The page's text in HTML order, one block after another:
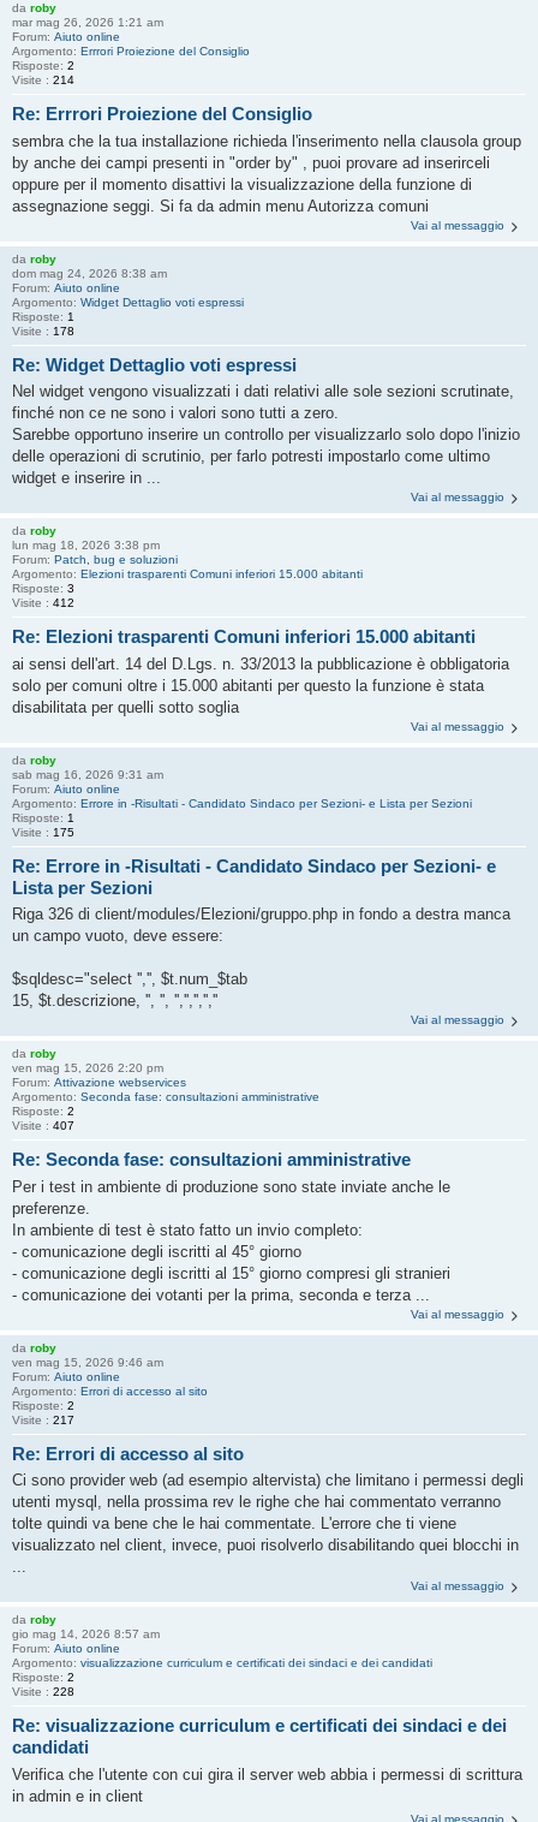
da roby
mar mag 26, 2026 1:21 am
Forum: Aiuto online
Argomento: Errrori Proiezione del Consiglio
Risposte: 2
Visite : 214
Re: Errrori Proiezione del Consiglio
sembra che la tua installazione richieda l'inserimento nella clausola group
by anche dei campi presenti in "order by" , puoi provare ad inserirceli
oppure per il momento disattivi la visualizzazione della funzione di
assegnazione seggi. Si fa da admin menu Autorizza comuni
Vai al messaggio
da roby
dom mag 24, 2026 8:38 am
Forum: Aiuto online
Argomento: Widget Dettaglio voti espressi
Risposte: 1
Visite : 178
Re: Widget Dettaglio voti espressi
Nel widget vengono visualizzati i dati relativi alle sole sezioni scrutinate,
finché non ce ne sono i valori sono tutti a zero.
Sarebbe opportuno inserire un controllo per visualizzarlo solo dopo l'inizio
delle operazioni di scrutinio, per farlo potresti impostarlo come ultimo
widget e inserire in ...
Vai al messaggio
da roby
lun mag 18, 2026 3:38 pm
Forum: Patch, bug e soluzioni
Argomento: Elezioni trasparenti Comuni inferiori 15.000 abitanti
Risposte: 3
Visite : 412
Re: Elezioni trasparenti Comuni inferiori 15.000 abitanti
ai sensi dell'art. 14 del D.Lgs. n. 33/2013 la pubblicazione è obbligatoria
solo per comuni oltre i 15.000 abitanti per questo la funzione è stata
disabilitata per quelli sotto soglia
Vai al messaggio
da roby
sab mag 16, 2026 9:31 am
Forum: Aiuto online
Argomento: Errore in -Risultati - Candidato Sindaco per Sezioni- e Lista per Sezioni
Risposte: 1
Visite : 175
Re: Errore in -Risultati - Candidato Sindaco per Sezioni- e
Lista per Sezioni
Riga 326 di client/modules/Elezioni/gruppo.php in fondo a destra manca
un campo vuoto, deve essere:
$sqldesc="select '','', $t.num_$tab
15, $t.descrizione, '', '', '','','','',''
Vai al messaggio
da roby
ven mag 15, 2026 2:20 pm
Forum: Attivazione webservices
Argomento: Seconda fase: consultazioni amministrative
Risposte: 2
Visite : 407
Re: Seconda fase: consultazioni amministrative
Per i test in ambiente di produzione sono state inviate anche le
preferenze.
In ambiente di test è stato fatto un invio completo:
- comunicazione degli iscritti al 45° giorno
- comunicazione degli iscritti al 15° giorno compresi gli stranieri
- comunicazione dei votanti per la prima, seconda e terza ...
Vai al messaggio
da roby
ven mag 15, 2026 9:46 am
Forum: Aiuto online
Argomento: Errori di accesso al sito
Risposte: 2
Visite : 217
Re: Errori di accesso al sito
Ci sono provider web (ad esempio altervista) che limitano i permessi degli
utenti mysql, nella prossima rev le righe che hai commentato verranno
tolte quindi va bene che le hai commentate. L'errore che ti viene
visualizzato nel client, invece, puoi risolverlo disabilitando quei blocchi in
...
Vai al messaggio
da roby
gio mag 14, 2026 8:57 am
Forum: Aiuto online
Argomento: visualizzazione curriculum e certificati dei sindaci e dei candidati
Risposte: 2
Visite : 228
Re: visualizzazione curriculum e certificati dei sindaci e dei
candidati
Verifica che l'utente con cui gira il server web abbia i permessi di scrittura
in admin e in client
Vai al messaggio